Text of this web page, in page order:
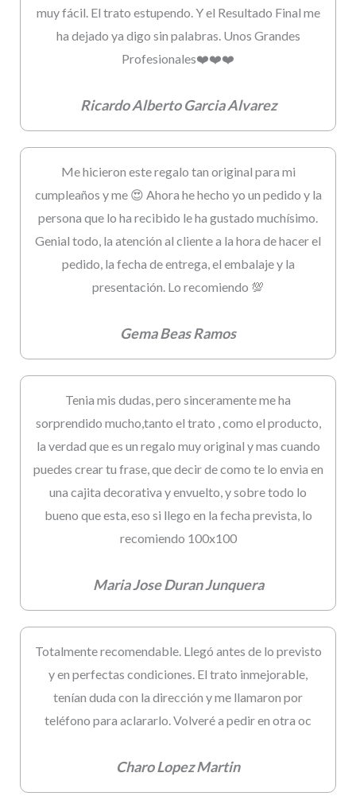
muy fácil. El trato estupendo. Y el Resultado Final me
ha dejado ya digo sin palabras. Unos Grandes
Profesionales❤️❤️❤️
Ricardo Alberto Garcia Alvarez
Me hicieron este regalo tan original para mi
cumpleaños y me 😍 Ahora he hecho yo un pedido y la
persona que lo ha recibido le ha gustado muchísimo.
Genial todo, la atención al cliente a la hora de hacer el
pedido, la fecha de entrega, el embalaje y la
presentación. Lo recomiendo 💯
Gema Beas Ramos
Tenia mis dudas, pero sinceramente me ha
sorprendido mucho,tanto el trato , como el producto,
la verdad que es un regalo muy original y mas cuando
puedes crear tu frase, que decir de como te lo envia en
una cajita decorativa y envuelto, y sobre todo lo
bueno que esta, eso si llego en la fecha prevista, lo
recomiendo 100x100
Maria Jose Duran Junquera
Totalmente recomendable. Llegó antes de lo previsto
y en perfectas condiciones. El trato inmejorable,
tenían duda con la dirección y me llamaron por
teléfono para aclararlo. Volveré a pedir en otra oc
Charo Lopez Martin